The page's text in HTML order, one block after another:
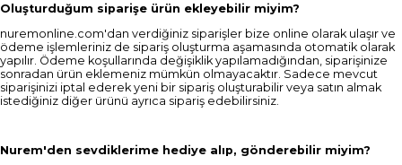
Oluşturduğum siparişe ürün ekleyebilir miyim?
nuremonline.com'dan verdiğiniz siparişler bize online olarak ulaşır ve
ödeme işlemleriniz de sipariş oluşturma aşamasında otomatik olarak
yapılır. Ödeme koşullarında değişiklik yapılamadığından, siparişinize
sonradan ürün eklemeniz mümkün olmayacaktır. Sadece mevcut
siparişinizi iptal ederek yeni bir sipariş oluşturabilir veya satın almak
istediğiniz diğer ürünü ayrıca sipariş edebilirsiniz.
Nurem'den sevdiklerime hediye alıp, gönderebilir miyim?